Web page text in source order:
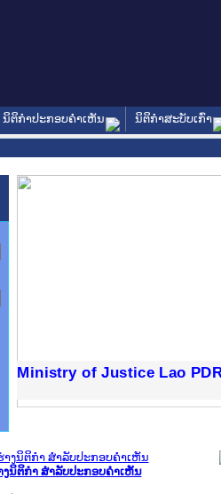
ນິຕິກໍາປະກອບຄໍາເຫັນ ນິຕິກໍາສະບັບເກົ່າ
Ministry of Justice Lao
ງນິຕິກໍາ ສໍາລັບປະກອບຄໍາເຫັນ